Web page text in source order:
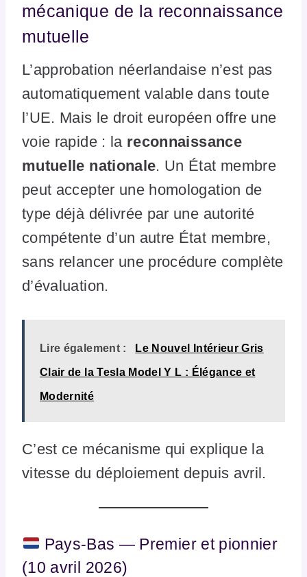
mécanique de la reconnaissance
mutuelle
L’approbation néerlandaise n’est pas
automatiquement valable dans toute
l’UE. Mais le droit européen offre une
voie rapide : la reconnaissance
mutuelle nationale. Un État membre
peut accepter une homologation de
type déjà délivrée par une autorité
compétente d’un autre État membre,
sans relancer une procédure complète
d’évaluation.
Lire également : Le Nouvel Intérieur Gris
Clair de la Tesla Model Y L : Élégance et
Modernité
C’est ce mécanisme qui explique la
vitesse du déploiement depuis avril.
Pays-Bas — Premier et pionnier
(10 avril 2026)